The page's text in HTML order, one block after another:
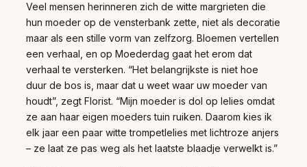
Veel mensen herinneren zich de witte margrieten die
hun moeder op de vensterbank zette, niet als decoratie
maar als een stille vorm van zelfzorg. Bloemen vertellen
een verhaal, en op Moederdag gaat het erom dat
verhaal te versterken. “Het belangrijkste is niet hoe
duur de bos is, maar dat u weet waar uw moeder van
houdt”, zegt Florist. “Mijn moeder is dol op lelies omdat
ze aan haar eigen moeders tuin ruiken. Daarom kies ik
elk jaar een paar witte trompetlelies met lichtroze anjers
– ze laat ze pas weg als het laatste blaadje verwelkt is.”